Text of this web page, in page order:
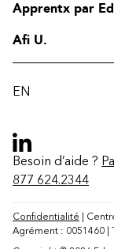
Apprentx par
Afi U.
EN
Besoin d’aide ?
877 624.2344
Confidentialité |
Agrément : 0051460 |